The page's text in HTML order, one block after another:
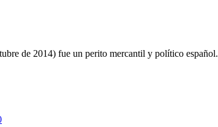
de 2014) fue un perito mercantil y político español.